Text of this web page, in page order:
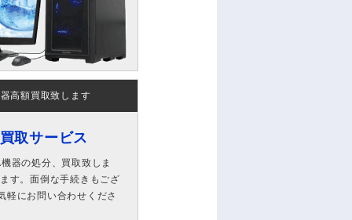
高額買取致します
取サービス
器の処分、買取致しま
す。面倒な手続きもござ
軽にお問い合わせくださ